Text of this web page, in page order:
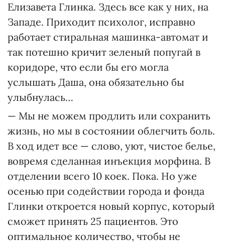
Елизавета Глинка. Здесь все как у них, на
Западе. Приходит психолог, исправно
работает стиральная машинка-автомат и
так потешно кричит зеленый попугай в
коридоре, что если бы его могла
услышать Даша, она обязательно бы
улыбнулась…
— Мы не можем продлить или сохранить
жизнь, но мы в состоянии облегчить боль.
В ход идет все — слово, уют, чистое белье,
вовремя сделанная инъекция морфина. В
отделении всего 10 коек. Пока. Но уже
осенью при содействии города и фонда
Глинки откроется новый корпус, который
сможет принять 25 пациентов. Это
оптимальное количество, чтобы не